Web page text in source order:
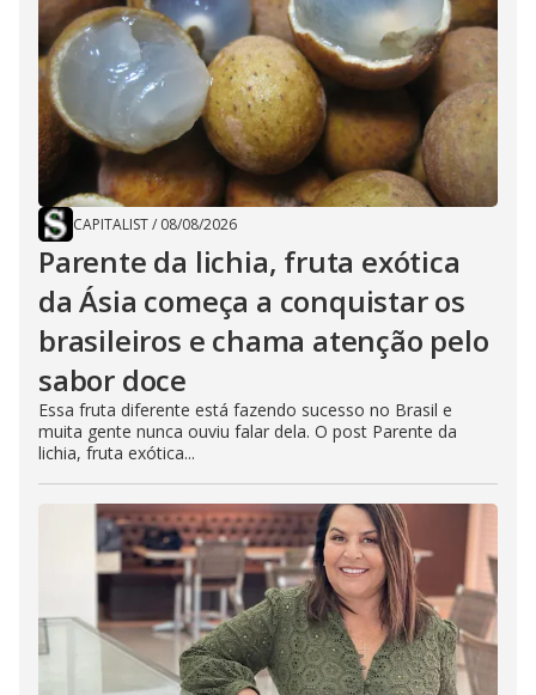
CAPITALIST/ 08/08/2026
Parente da lichia, fruta exótica
da Ásia começa a conquistar os
brasileiros e chama atenção pelo
sabor doce
Essa fruta diferente está fazendo sucesso no Brasil e
muita gente nunca ouviu falar dela. O post Parente da
lichia, fruta exótica...